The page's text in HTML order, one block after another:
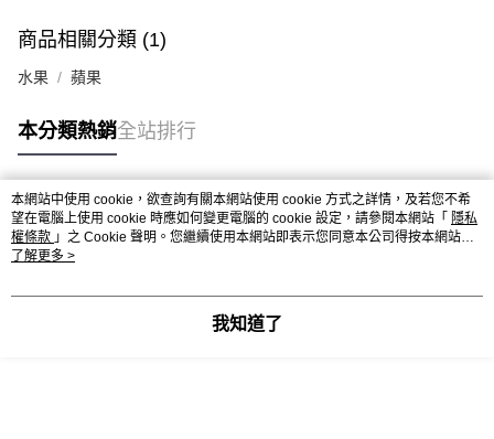
商品相關分類 (1)
水果 蘋果
本分類熱銷全站排行
熱門標籤
本網站中使用 cookie，欲查詢有關本網站使用 cookie 方式之詳情，及若您不希
望在電腦上使用 cookie 時應如何變更電腦的 cookie 設定，請參閱本網站「 隱私
權條款 」之 Cookie 聲明。您繼續使用本網站即表示您同意本公司得按本網站使
用條款之 Cookie 聲明使用 cookie。
了解更多 >
我知道了